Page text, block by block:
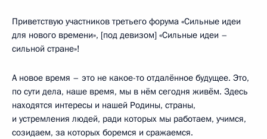
Приветствую участников третьего форума «Сильные идеи
для нового времени», [под девизом] «Сильные идеи –
сильной стране»!
А новое время – это не какое-то отдалённое будущее. Это,
по сути дела, наше время, мы в нём сегодня живём. Здесь
находятся интересы и нашей Родины, страны,
и устремления людей, ради которых мы работаем, учимся,
созидаем, за которых боремся и сражаемся.